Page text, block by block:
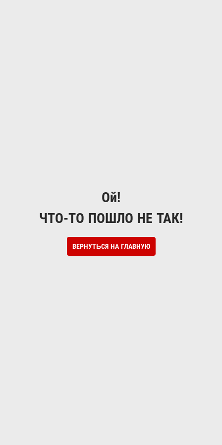
Ой!
ЧТО-ТО ПОШЛО НЕ ТАК!
ВЕРНУТЬСЯ НА ГЛАВНУЮ